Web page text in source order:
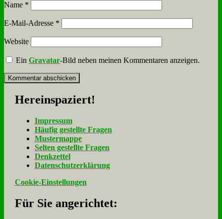
Name *
E-Mail-Adresse *
Website
EinGravatar-Bild neben meinen Kommentaren anzeigen.
Her­ein­spa­ziert!
Im­pres­sum
Häu­fig ge­stell­te Fra­gen
Mu­ster­map­pe
Sel­ten ge­stell­te Fra­gen
Denk­zet­tel
Da­ten­schutz­er­klä­rung
Cookie-Einstellungen
Für Sie an­ge­rich­tet: